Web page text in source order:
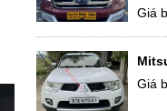
Giá
Giá